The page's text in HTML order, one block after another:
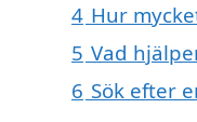
4 Hur
5 Vad
6 Sök efter